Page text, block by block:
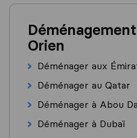
Orien
Déménager aux
Déménager au Qatar
Déménager à Abou
Déménager à Dubaï